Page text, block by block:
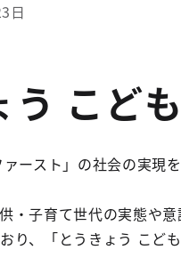
日
う こど
ースト」の社会の実現
・子育て世代の実態や
り、「とうきょう こど